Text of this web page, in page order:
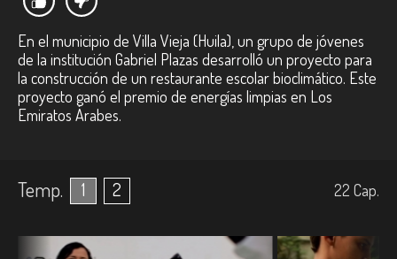
En el municipio de Villa Vieja (Huila), un grupo de jóvenes
de la institución Gabriel Plazas desarrolló un proyecto para
la construcción de un restaurante escolar bioclimático. Este
proyecto ganó el premio de energías limpias en Los
Emiratos Árabes.
Temp. 1 2 22 Cap.